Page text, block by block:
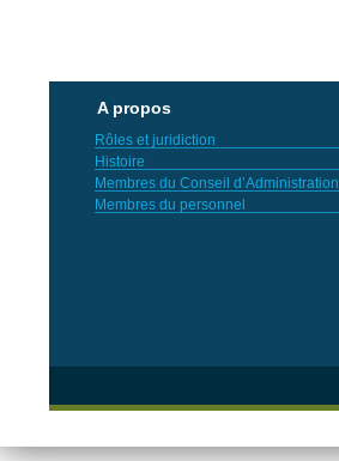
A propos
Rôles et juridiction
Histoire
Membres du Conseil d’Administration
Membres du personnel